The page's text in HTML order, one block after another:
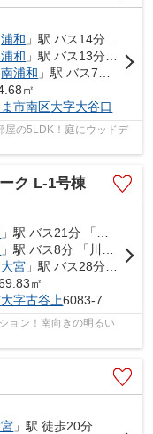
浦和 」駅 バス14分 「広ヶ谷戸」 停歩8分
和 」駅 バス13分 「広ヶ谷戸」 停歩8分
南浦和 」駅 バス7分 「細野」 停歩12分
㎡
市南区大字大谷口
屋の5LDK！庭にウッドデ
ク L-1号棟
」駅 バス21分 「川越グリーンパーク」 停歩4分
」駅 バス8分 「川越グリーンパーク」 停歩5分
大宮 」駅 バス28分 「川越グリーンパーク」 停歩5分
㎡
大字古谷上6083-7
ョン！南向きの明るい
」駅 徒歩20分